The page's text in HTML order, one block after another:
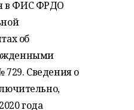
в ФИС ФРДО
об
729. Сведения о
года